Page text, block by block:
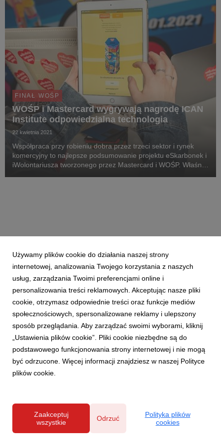
FINAŁ WOŚP
WOŚP i Mastercard wygrywają nagrodę ICAN
Institute odpowiedzialna technologia
22 kwietnia 2021
Współpraca przy robieniu dobra przez trzeci sektor i rynek
komercyjny to najlepsze podsumowanie projektu eSkarbonek i
iWolontariusza tworzonego przez Mastercard i WOŚP. Właśnie
Używamy plików cookie do działania naszej strony
internetowej, analizowania Twojego korzystania z naszych
usług, zarządzania Twoimi preferencjami online i
personalizowania treści reklamowych. Akceptując nasze pliki
cookie, otrzymasz odpowiednie treści oraz funkcje mediów
społecznościowych, spersonalizowane reklamy i ulepszony
sposób przeglądania. Aby zarządzać swoimi wyborami, kliknij
„Ustawienia plików cookie”. Pliki cookie niezbędne są do
podstawowego funkcjonowania strony internetowej i nie mogą
być odrzucone. Więcej informacji znajdziesz w naszej Polityce
plików cookie.
Zaakceptuj
wszystkie
Odrzuć
Polityka plików
cookies